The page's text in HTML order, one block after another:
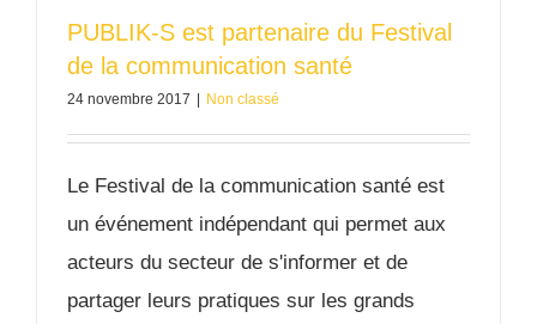
PUBLIK-S est partenaire du Festival
de la communication santé
24 novembre 2017 Non classé
Le Festival de la communication santé est
un événement indépendant qui permet aux
acteurs du secteur de s'informer et de
partager leurs pratiques sur les grands